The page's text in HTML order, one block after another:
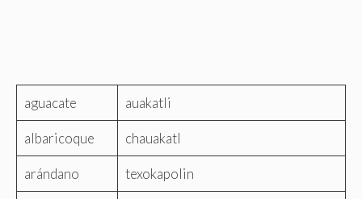
aguacate auakatli
albaricoque chauakatl
arándano texokapolin